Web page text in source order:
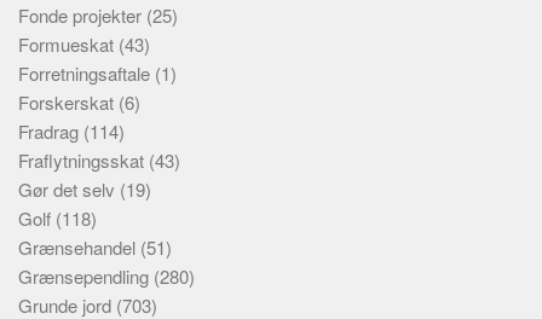
Fonde projekter (25)
Formueskat (43)
Forretningsaftale (1)
Forskerskat (6)
Fradrag (114)
Fraflytningsskat (43)
Gør det selv (19)
Golf (118)
Grænsehandel (51)
Grænsependling (280)
Grunde jord (703)